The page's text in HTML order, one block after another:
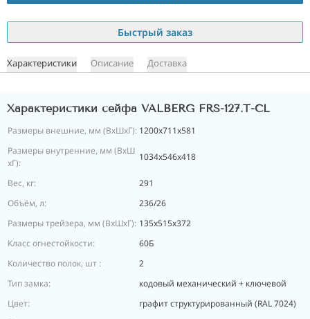
Быстрый заказ
Характеристики Описание Доставка
Характеристики сейфа VALBERG FRS-127.T-CL
Размеры внешние, мм (ВхШхГ): 1200x711x581
Размеры внутренние, мм (ВхШ
хГ):
1034x546x418
Вес, кг:
291
Объём, л:
236/26
Размеры трейзера, мм (ВхШхГ): 135х515х372
Класс огнестойкости:
60Б
Количество полок, шт :
2
Тип замка:
кодовый механический + ключевой
Цвет:
графит структурированный (RAL 7024)